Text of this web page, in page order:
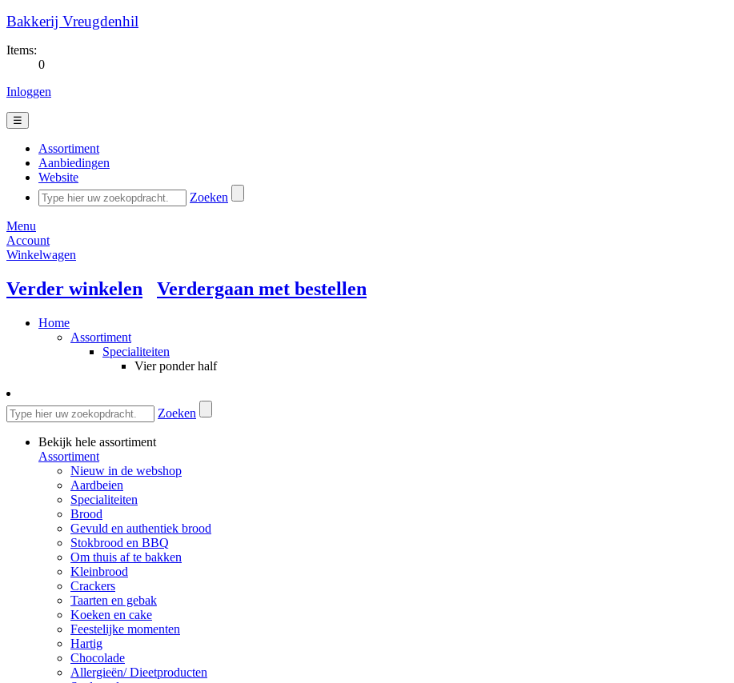
Bakkerij Vreugdenhil
Items:
0
Inloggen
☰
Assortiment
Aanbiedingen
Website
Zoeken
Menu
Account
Winkelwagen
Verder winkelen Verdergaan met bestellen
Home
Assortiment
Specialiteiten
Vier ponder half
Zoeken
Bekijk hele assortiment
Assortiment
Nieuw in de webshop
Aardbeien
Specialiteiten
Brood
Gevuld en authentiek brood
Stokbrood en BBQ
Om thuis af te bakken
Kleinbrood
Crackers
Taarten en gebak
Koeken en cake
Feestelijke momenten
Hartig
Chocolade
Allergieën/ Dieetproducten